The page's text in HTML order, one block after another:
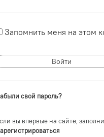
Запомнить меня на этом
свой пароль?
вы впервые на сайте,